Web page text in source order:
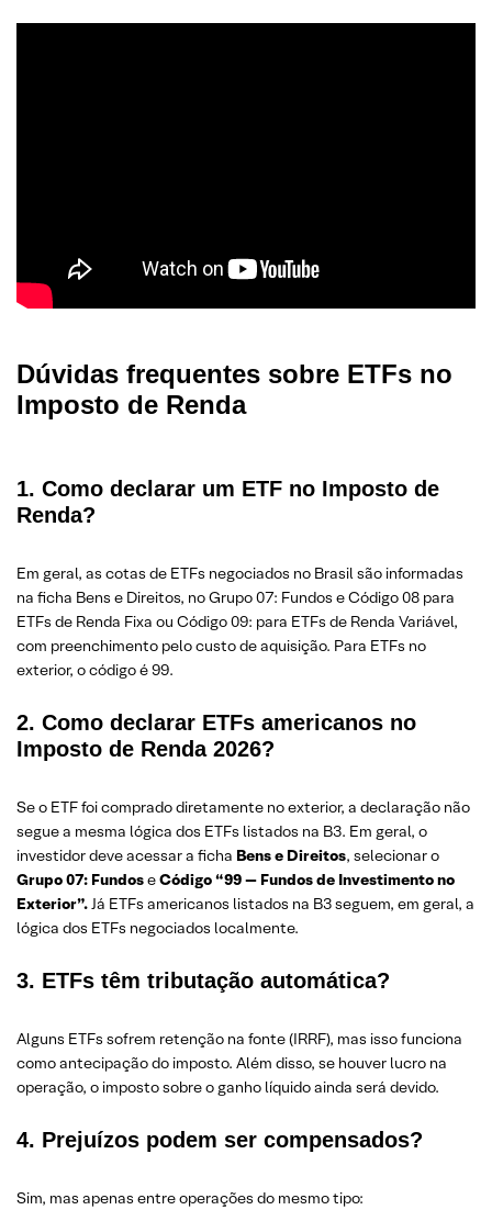
Dúvidas frequentes sobre ETFs no
Imposto de Renda
1. Como declarar um ETF no Imposto de
Renda?
Em geral, as cotas de ETFs negociados no Brasil são informadas
na ficha Bens e Direitos, no Grupo 07: Fundos e Código 08 para
ETFs de Renda Fixa ou Código 09: para ETFs de Renda Variável,
com preenchimento pelo custo de aquisição. Para ETFs no
exterior, o código é 99.
2. Como declarar ETFs americanos no
Imposto de Renda 2026?
Se o ETF foi comprado diretamente no exterior, a declaração não
segue a mesma lógica dos ETFs listados na B3. Em geral, o
investidor deve acessar a ficha Bens e Direitos, selecionar o
Grupo 07: FundoseCódigo “99 — Fundos de Investimento no
Exterior”.Já ETFs americanos listados na B3 seguem, em geral, a
lógica dos ETFs negociados localmente.
3. ETFs têm tributação automática?
Alguns ETFs sofrem retenção na fonte (IRRF), mas isso funciona
como antecipação do imposto. Além disso, se houver lucro na
operação, o imposto sobre o ganho líquido ainda será devido.
4. Prejuízos podem ser compensados?
Sim, mas apenas entre operações do mesmo tipo: